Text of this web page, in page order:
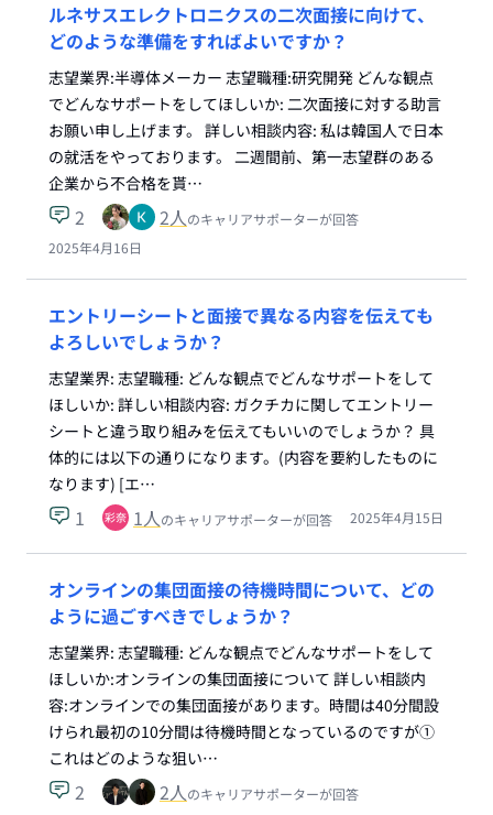
ルネサスエレクトロニクスの二次面接に向けて、
どのような準備をすればよいですか？
志望業界:半導体メーカー 志望職種:研究開発 どんな観点
でどんなサポートをしてほしいか: 二次面接に対する助言
お願い申し上げます。 詳しい相談内容: 私は韓国人で日本
の就活をやっております。 二週間前、第一志望群のある
企業から不合格を貰…
2 2人のキャリアサポーターが回答
2025年4月16日
エントリーシートと面接で異なる内容を伝えても
よろしいでしょうか？
志望業界: 志望職種: どんな観点でどんなサポートをして
ほしいか: 詳しい相談内容: ガクチカに関してエントリー
シートと違う取り組みを伝えてもいいのでしょうか？ 具
体的には以下の通りになります。(内容を要約したものに
なります) [エ…
1 1人のキャリアサポーターが回答 2025年4月15日
オンラインの集団面接の待機時間について、どの
ように過ごすべきでしょうか？
志望業界: 志望職種: どんな観点でどんなサポートをして
ほしいか:オンラインの集団面接について 詳しい相談内
容:オンラインでの集団面接があります。時間は40分間設
けられ最初の10分間は待機時間となっているのですが①
これはどのような狙い…
2 2人のキャリアサポーターが回答